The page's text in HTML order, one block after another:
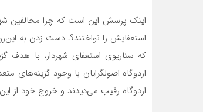
اینک پرسش این است که چرا مخالفین
استعفایش را نواختند؟! دست زدن به
که سناریوی استعفای شهردار، با هدف
اردوگاه اصولگرایان با وجود گزینه‌های
اردوگاه رقیب می‌دیدند و خروج خود از